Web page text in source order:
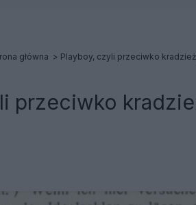
główna
przeciwko